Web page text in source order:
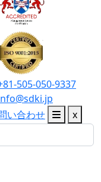
505-050-9337
い合わせ
x